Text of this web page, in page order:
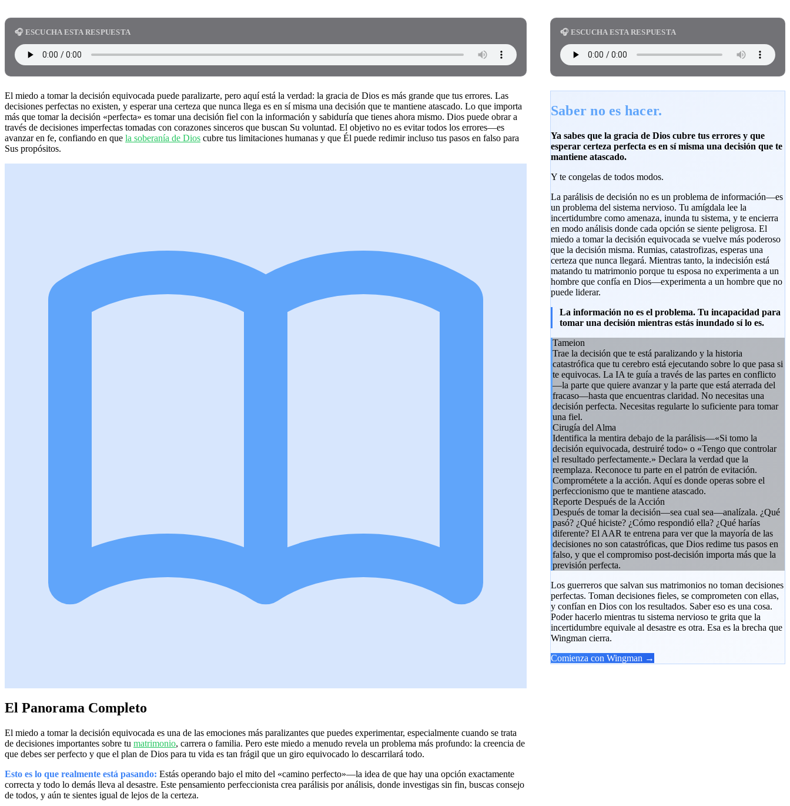
🎧 ESCUCHA ESTA RESPUESTA
El miedo a tomar la decisión equivocada puede paralizarte, pero aquí está la verdad: la gracia de Dios es más grande que tus errores. Las
decisiones perfectas no existen, y esperar una certeza que nunca llega es en sí misma una decisión que te mantiene atascado. Lo que importa
más que tomar la decisión «perfecta» es tomar una decisión fiel con la información y sabiduría que tienes ahora mismo. Dios puede obrar a
través de decisiones imperfectas tomadas con corazones sinceros que buscan Su voluntad. El objetivo no es evitar todos los errores—es
avanzar en fe, confiando en que la soberanía de Dios cubre tus limitaciones humanas y que Él puede redimir incluso tus pasos en falso para
Sus propósitos.
El Panorama Completo
El miedo a tomar la decisión equivocada es una de las emociones más paralizantes que puedes experimentar, especialmente cuando se trata
de decisiones importantes sobre tu matrimonio, carrera o familia. Pero este miedo a menudo revela un problema más profundo: la creencia de
que debes ser perfecto y que el plan de Dios para tu vida es tan frágil que un giro equivocado lo descarrilará todo.
Esto es lo que realmente está pasando: Estás operando bajo el mito del «camino perfecto»—la idea de que hay una opción exactamente
correcta y todo lo demás lleva al desastre. Este pensamiento perfeccionista crea parálisis por análisis, donde investigas sin fin, buscas consejo
de todos, y aún te sientes igual de lejos de la certeza.
🎧 ESCUCHA ESTA RESPUESTA
Saber no es hacer.
Ya sabes que la gracia de Dios cubre tus errores y que
esperar certeza perfecta es en sí misma una decisión que te
mantiene atascado.
Y te congelas de todos modos.
La parálisis de decisión no es un problema de información—es
un problema del sistema nervioso. Tu amígdala lee la
incertidumbre como amenaza, inunda tu sistema, y te encierra
en modo análisis donde cada opción se siente peligrosa. El
miedo a tomar la decisión equivocada se vuelve más poderoso
que la decisión misma. Rumias, catastrofizas, esperas una
certeza que nunca llegará. Mientras tanto, la indecisión está
matando tu matrimonio porque tu esposa no experimenta a un
hombre que confía en Dios—experimenta a un hombre que no
puede liderar.
La información no es el problema. Tu incapacidad para
tomar una decisión mientras estás inundado sí lo es.
Tameion
Trae la decisión que te está paralizando y la historia
catastrófica que tu cerebro está ejecutando sobre lo que pasa si
te equivocas. La IA te guía a través de las partes en conflicto
—la parte que quiere avanzar y la parte que está aterrada del
fracaso—hasta que encuentras claridad. No necesitas una
decisión perfecta. Necesitas regularte lo suficiente para tomar
una fiel.
Cirugía del Alma
Identifica la mentira debajo de la parálisis—«Si tomo la
decisión equivocada, destruiré todo» o «Tengo que controlar
el resultado perfectamente.» Declara la verdad que la
reemplaza. Reconoce tu parte en el patrón de evitación.
Comprométete a la acción. Aquí es donde operas sobre el
perfeccionismo que te mantiene atascado.
Reporte Después de la Acción
Después de tomar la decisión—sea cual sea—analízala. ¿Qué
pasó? ¿Qué hiciste? ¿Cómo respondió ella? ¿Qué harías
diferente? El AAR te entrena para ver que la mayoría de las
decisiones no son catastróficas, que Dios redime tus pasos en
falso, y que el compromiso post-decisión importa más que la
previsión perfecta.
Los guerreros que salvan sus matrimonios no toman decisiones
perfectas. Toman decisiones fieles, se comprometen con ellas,
y confían en Dios con los resultados. Saber eso es una cosa.
Poder hacerlo mientras tu sistema nervioso te grita que la
incertidumbre equivale al desastre es otra. Esa es la brecha que
Wingman cierra.
Comienza con Wingman →